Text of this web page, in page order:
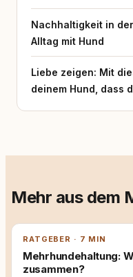
Nachhaltigkeit in
Alltag mit Hund
Liebe zeigen: Mit
deinem Hund, dass
Mehr aus dem
RATGEBER · 7 MIN
Mehrhundehaltung:
zusammen?